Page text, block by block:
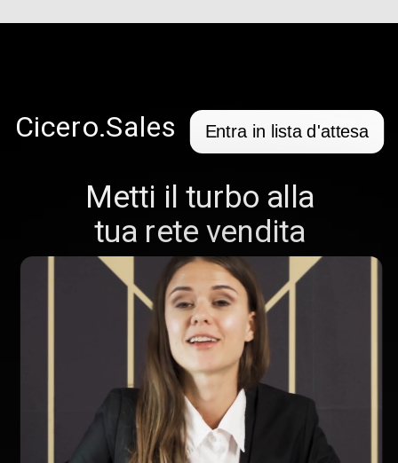
Cicero.Sales Entra in lista d'attesa
Metti il turbo alla
tua rete vendita